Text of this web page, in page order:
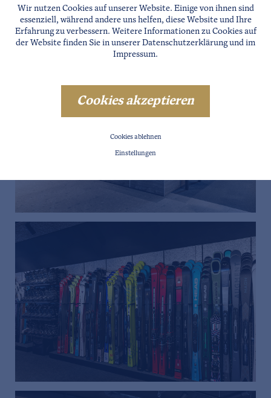
Wir nutzen Cookies auf unserer Website. Einige von ihnen sind
essenziell, während andere uns helfen, diese Website und Ihre
Erfahrung zu verbessern. Weitere Informationen zu Cookies auf
der Website finden Sie in unserer Datenschutzerklärungund im
Impressum.
Cookies akzeptieren
Cookies ablehnen
Einstellungen